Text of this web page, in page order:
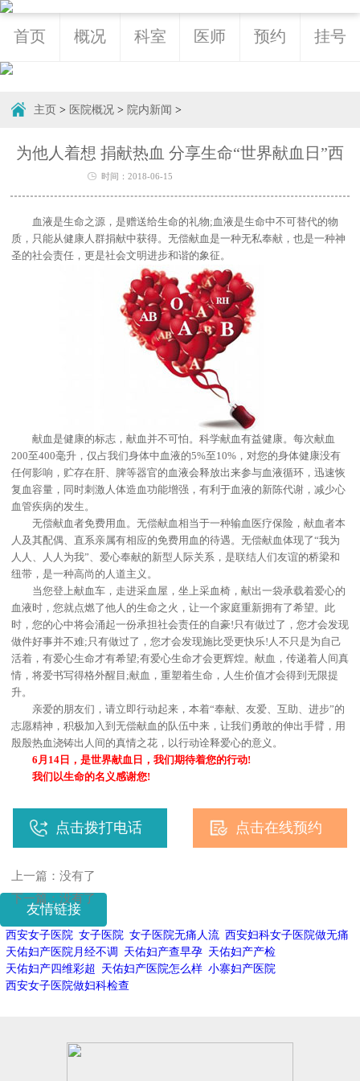
首页 概况 科室 医师 预约 挂号
主页 > 医院概况 > 院内新闻 >
为他人着想 捐献热血 分享生命“世界献血日”西
时间：2018-06-15
血液是生命之源，是赠送给生命的礼物;血液是生命中不可替代的物
质，只能从健康人群捐献中获得。无偿献血是一种无私奉献，也是一种神
圣的社会责任，更是社会文明进步和谐的象征。
献血是健康的标志，献血并不可怕。科学献血有益健康。每次献血
200至400毫升，仅占我们身体中血液的5%至10%，对您的身体健康没有
任何影响，贮存在肝、脾等器官的血液会释放出来参与血液循环，迅速恢
复血容量，同时刺激人体造血功能增强，有利于血液的新陈代谢，减少心
血管疾病的发生。
无偿献血者免费用血。无偿献血相当于一种输血医疗保险，献血者本
人及其配偶、直系亲属有相应的免费用血的待遇。无偿献血体现了“我为
人人、人人为我”、爱心奉献的新型人际关系，是联结人们友谊的桥梁和
纽带，是一种高尚的人道主义。
当您登上献血车，走进采血屋，坐上采血椅，献出一袋承载着爱心的
血液时，您就点燃了他人的生命之火，让一个家庭重新拥有了希望。此
时，您的心中将会涌起一份承担社会责任的自豪!只有做过了，您才会发现
做件好事并不难;只有做过了，您才会发现施比受更快乐!人不只是为自己
活着，有爱心生命才有希望;有爱心生命才会更辉煌。献血，传递着人间真
情，将爱书写得格外醒目;献血，重塑着生命，人生价值才会得到无限提
升。
亲爱的朋友们，请立即行动起来，本着“奉献、友爱、互助、进步”的
志愿精神，积极加入到无偿献血的队伍中来，让我们勇敢的伸出手臂，用
殷殷热血浇铸出人间的真情之花，以行动诠释爱心的意义。
6月14日，是世界献血日，我们期待着您的行动!
我们以生命的名义感谢您!
点击拨打电话 点击在线预约
上一篇：没有了
下一篇：没有了
友情链接
西安女子医院 女子医院 女子医院无痛人流 西安妇科女子医院做无痛
天佑妇产医院月经不调
天佑妇产查早孕 天佑妇产产检
天佑妇产四维彩超 天佑妇产医院怎么样 小寨妇产医院
西安女子医院做妇科检查